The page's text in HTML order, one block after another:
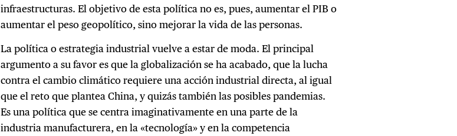
infraestructuras. El objetivo de esta política no es, pues, aumentar el PIB o
aumentar el peso geopolítico, sino mejorar la vida de las personas.
La política o estrategia industrial vuelve a estar de moda. El principal
argumento a su favor es que la globalización se ha acabado, que la lucha
contra el cambio climático requiere una acción industrial directa, al igual
que el reto que plantea China, y quizás también las posibles pandemias.
Es una política que se centra imaginativamente en una parte de la
industria manufacturera, en la «tecnología» y en la competencia